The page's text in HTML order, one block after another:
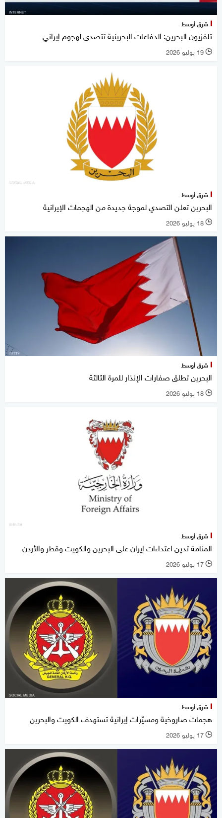
شرق أوسط
تلفزيون البحرين: الدفاعات البحرينية تتصدى لهجوم إيراني
l 19 يوليو 2026
شرق أوسط
البحرين تعلن التصدي لموجة جديدة من الهجمات الإيرانية
l 18 يوليو 2026
شرق أوسط
البحرين تطلق صفارات الإنذار للمرة الثالثة
l 18 يوليو 2026
شرق أوسط
المنامة تدين اعتداءات إيران على البحرين والكويت وقطر والأردن
l 17 يوليو 2026
شرق أوسط
هجمات صاروخية ومسيّرات إيرانية تستهدف الكويت والبحرين
l 17 يوليو 2026